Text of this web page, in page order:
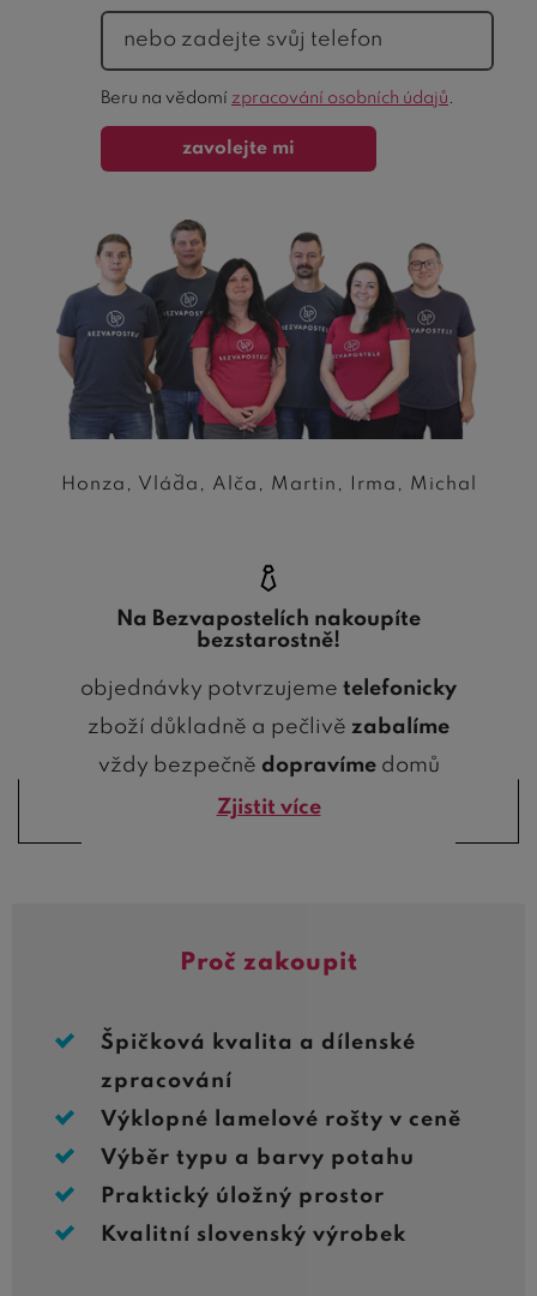
Honza, Vláďa, Alča, Martin, Irma, Michal
telefon
formuláře
Beru na vědomí zpracování osobních údajů
zavolejte mi
Na Bezvapostelích nakoupíte
bezstarostně!
objednávky potvrzujeme telefonicky
zboží důkladně a pečlivě zabalíme
vždy bezpečně dopravímedomů
Zjistit více
Proč zakoupit
Špičková kvalita a dílenské
zpracování
Výklopné lamelové rošty v ceně
Výběr typu a barvy potahu
Praktický úložný prostor
Kvalitní slovenský výrobek